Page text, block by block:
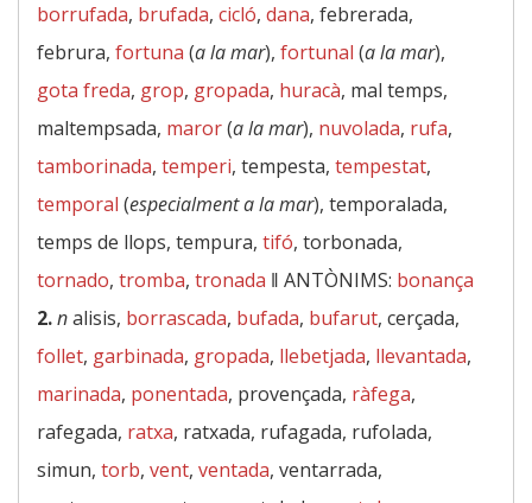
borrufada, brufada, cicló, dana, febrerada,
februra, fortuna (a la mar), fortunal (a la mar),
gota freda, grop, gropada, huracà, mal temps,
maltempsada, maror(a la mar), nuvolada, rufa,
tamborinada, temperi, tempesta, tempestat,
temporal (especialment a la mar), temporalada,
temps de llops, tempura, tifó, torbonada,
tornado, tromba, tronada ‖ ANTÒNIMS: bonança
2.nalisis, borrascada, bufada, bufarut, cerçada,
follet, garbinada, gropada, llebetjada, llevantada,
marinada, ponentada, provençada, ràfega,
rafegada, ratxa, ratxada, rufagada, rufolada,
simun, torb, vent, ventada, ventarrada,